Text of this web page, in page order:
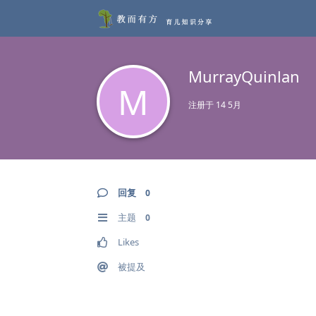
M
MurrayQuinlan
注册于 14 5月
回复 0
主题 0
Likes
被提及